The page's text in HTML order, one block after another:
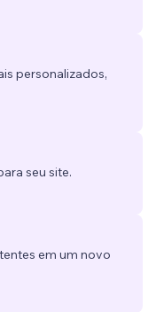
personalizados,
seu site.
em um novo